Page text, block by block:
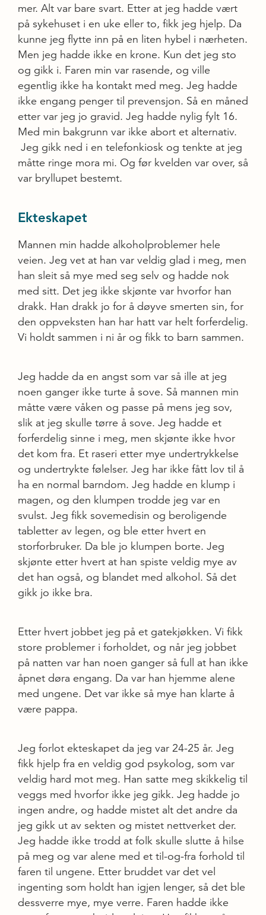
mer. Alt var bare svart. Etter at jeg hadde vært
på sykehuset i en uke eller to, fikk jeg hjelp. Da
kunne jeg flytte inn på en liten hybel i nærheten.
Men jeg hadde ikke en krone. Kun det jeg sto
og gikk i. Faren min var rasende, og ville
egentlig ikke ha kontakt med meg. Jeg hadde
ikke engang penger til prevensjon. Så en måned
etter var jeg jo gravid. Jeg hadde nylig fylt 16.
Med min bakgrunn var ikke abort et alternativ.
Jeg gikk ned i en telefonkiosk og tenkte at jeg
måtte ringe mora mi. Og før kvelden var over, så
var bryllupet bestemt.
Ekteskapet
Mannen min hadde alkoholproblemer hele
veien. Jeg vet at han var veldig glad i meg, men
han sleit så mye med seg selv og hadde nok
med sitt. Det jeg ikke skjønte var hvorfor han
drakk. Han drakk jo for å døyve smerten sin, for
den oppveksten han har hatt var helt forferdelig.
Vi holdt sammen i ni år og fikk to barn sammen.
Jeg hadde da en angst som var så ille at jeg
noen ganger ikke turte å sove. Så mannen min
måtte være våken og passe på mens jeg sov,
slik at jeg skulle tørre å sove. Jeg hadde et
forferdelig sinne i meg, men skjønte ikke hvor
det kom fra. Et raseri etter mye undertrykkelse
og undertrykte følelser. Jeg har ikke fått lov til å
ha en normal barndom. Jeg hadde en klump i
magen, og den klumpen trodde jeg var en
svulst. Jeg fikk sovemedisin og beroligende
tabletter av legen, og ble etter hvert en
storforbruker. Da ble jo klumpen borte. Jeg
skjønte etter hvert at han spiste veldig mye av
det han også, og blandet med alkohol. Så det
gikk jo ikke bra.
Etter hvert jobbet jeg på et gatekjøkken. Vi fikk
store problemer i forholdet, og når jeg jobbet
på natten var han noen ganger så full at han ikke
åpnet døra engang. Da var han hjemme alene
med ungene. Det var ikke så mye han klarte å
være pappa.
Jeg forlot ekteskapet da jeg var 24-25 år. Jeg
fikk hjelp fra en veldig god psykolog, som var
veldig hard mot meg. Han satte meg skikkelig til
veggs med hvorfor ikke jeg gikk. Jeg hadde jo
ingen andre, og hadde mistet alt det andre da
jeg gikk ut av sekten og mistet nettverket der.
Jeg hadde ikke trodd at folk skulle slutte å hilse
på meg og var alene med et til-og-fra forhold til
faren til ungene. Etter bruddet var det vel
ingenting som holdt han igjen lenger, så det ble
dessverre mye, mye verre. Faren hadde ikke